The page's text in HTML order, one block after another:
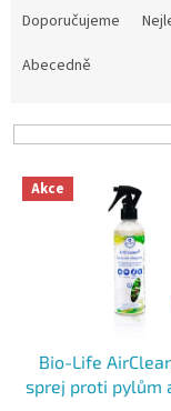
p
Doporučujeme
Abecedně
V Akce
Bio-Life
sprej proti pylům